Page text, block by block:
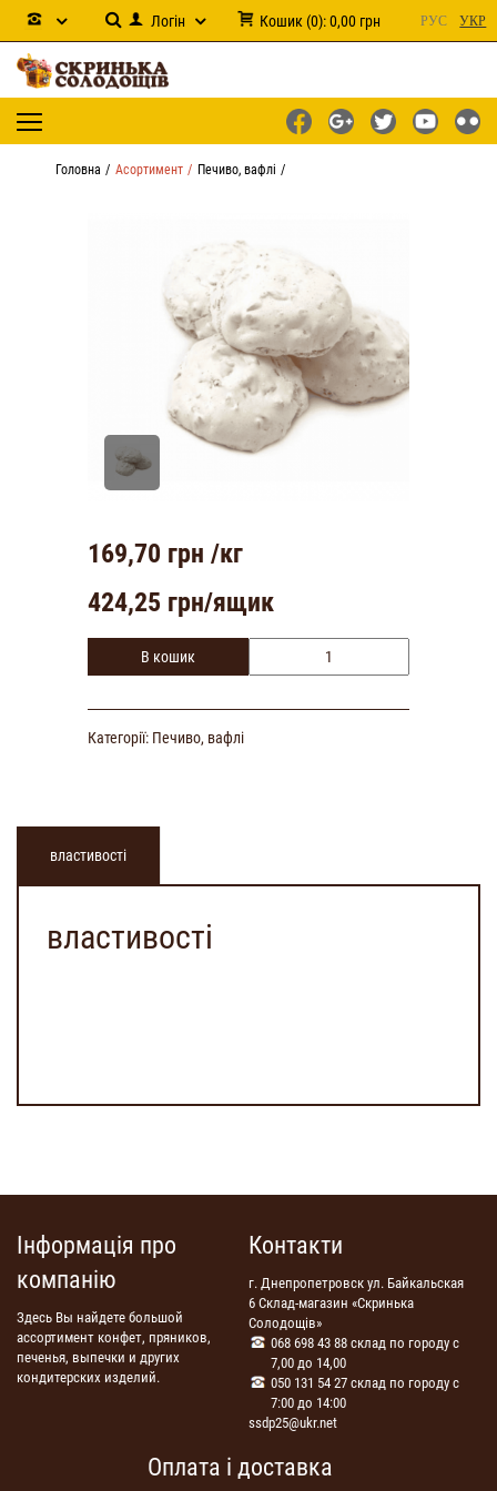
Логін Кошик (0):0,00 грн РУС УКР
Головна Асортимент Печиво, вафлі
169,70 грн /кг
424,25 грн/ящик
В кошик
Категорії: Печиво, вафлі
властивості
властивості
Інформація про
компанію
Здесь Вы найдете большой
ассортимент конфет, пряников,
печенья, выпечки и других
кондитерских изделий.
Оплата і доставка
Контакти
г. Днепропетровск ул. Байкальская
6 Склад-магазин «Скринька
Солодощів»
068 698 43 88 склад по городу с
7,00 до 14,00
050 131 54 27 склад по городу с
7:00 до 14:00
ssdp25@ukr.net